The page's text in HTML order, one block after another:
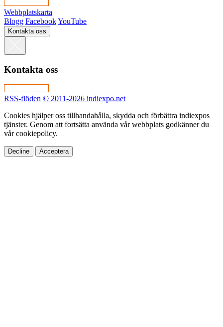
Webbplatskarta
Blogg FacebookYouTube
Kontakta oss
Kontakta oss
RSS-flöden © 2011-2026 indiexpo.net
Cookies hjälper oss tillhandahålla, skydda och förbättra indiexpos
tjänster. Genom att fortsätta använda vår webbplats godkänner du
vår cookiepolicy.
Decline Acceptera